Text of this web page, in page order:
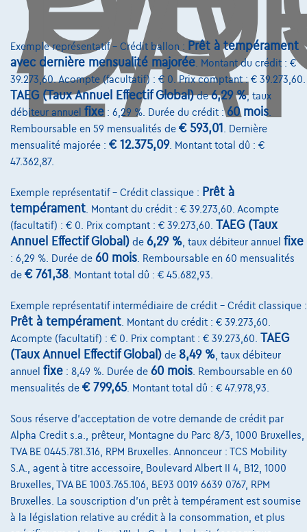
Exemple représentatif – Crédit ballon : Prêt à tempérament
avec dernière mensualité majorée . Montant du crédit : €
39.273,60. Acompte (facultatif) : € 0. Prix comptant : € 39.273,60.
TAEG (Taux Annuel Effectif Global)de6,29 %, taux
débiteur annuel fixe : 6,29 %. Durée du crédit :60 mois
Remboursable en 59 mensualités de € 593,01
. Dernière
mensualité majorée : € 12.375,09. Montant total dû : €
47.362,87.
Exemple représentatif – Crédit classique : Prêt à
tempérament . Montant du crédit : € 39.273,60. Acompte
(facultatif) : € 0. Prix comptant : € 39.273,60. TAEG (Taux
Annuel Effectif Global) de 6,29 % , taux débiteur annuel fixe
: 6,29 %. Durée de 60 mois . Remboursable en 60 mensualités
de € 761,38 . Montant total dû : € 45.682,93.
Exemple représentatif intermédiaire de crédit – Crédit classique :
Prêt à tempérament . Montant du crédit : € 39.273,60.
Acompte (facultatif) : € 0. Prix comptant : € 39.273,60. TAEG
(Taux Annuel Effectif Global) de 8,49 % , taux débiteur
annuel fixe : 8,49 %. Durée de 60 mois . Remboursable en 60
mensualités de € 799,65. Montant total dû : € 47.978,93.
Sous réserve d'acceptation de votre demande de crédit par
Alpha Credit s.a., prêteur, Montagne du Parc 8/3, 1000 Bruxelles,
TVA BE 0445.781.316, RPM Bruxelles. Annonceur : TCS Mobility
S.A., agent à titre accessoire, Boulevard Albert II 4, B12, 1000
Bruxelles, TVA BE 1003.765.106, BE93 0019 6639 0767, RPM
Bruxelles. La souscription d'un prêt à tempérament est soumise
à la législation relative au crédit à la consommation, et plus
Avenue Roi Albert II 4, B12
Services & Solutions
Assistance dépannage
Financement
Leasing
Sur Nous
Devenez client
Charte de qualité
Nos dealers
Nos partenaires
Contact
@2024 TCS Mobility SA/NV Copyright
Conditions Générales